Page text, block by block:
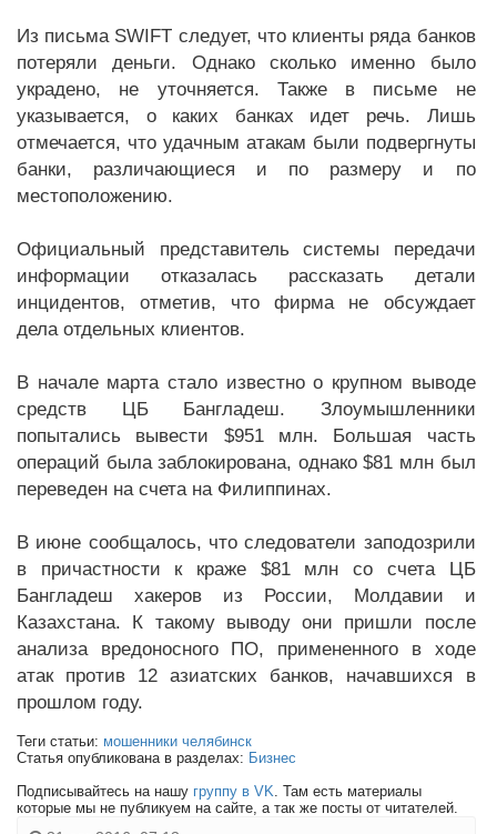
Из письма SWIFT следует, что клиенты ряда банков
потеряли деньги. Однако сколько именно было
украдено, не уточняется. Также в письме не
указывается, о каких банках идет речь. Лишь
отмечается, что удачным атакам были подвергнуты
банки, различающиеся и по размеру и по
местоположению.
Официальный представитель системы передачи
информации отказалась рассказать детали
инцидентов, отметив, что фирма не обсуждает
дела отдельных клиентов.
В начале марта стало известно о крупном выводе
средств ЦБ Бангладеш. Злоумышленники
попытались вывести $951 млн. Большая часть
операций была заблокирована, однако $81 млн был
переведен на счета на Филиппинах.
В июне сообщалось, что следователи заподозрили
в причастности к краже $81 млн со счета ЦБ
Бангладеш хакеров из России, Молдавии и
Казахстана. К такому выводу они пришли после
анализа вредоносного ПО, примененного в ходе
атак против 12 азиатских банков, начавшихся в
прошлом году.
Теги статьи: мошенники челябинск
Статья опубликована в разделах: Бизнес
Подписывайтесь на нашу группу в VK. Там есть материалы
которые мы не публикуем на сайте, а так же посты от читателей.